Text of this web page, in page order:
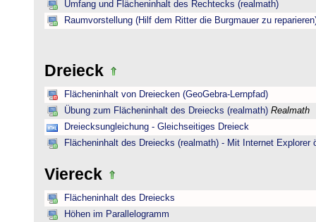
Umfang und Flächeninhalt des Rechtecks (realmath)
Raumvorstellung (Hilf dem Ritter die Burgmauer zu
Dreieck
Flächeninhalt von Dreiecken (GeoGebra-Lernpfad)
Übung zum Flächeninhalt des Dreiecks (realmath) Realmath
Dreiecksungleichung - Gleichseitiges Dreieck
Flächeninhalt des Dreiecks (realmath) - Mit Internet Explorer
Viereck
Flächeninhalt des Dreiecks
Höhen im Parallelogramm